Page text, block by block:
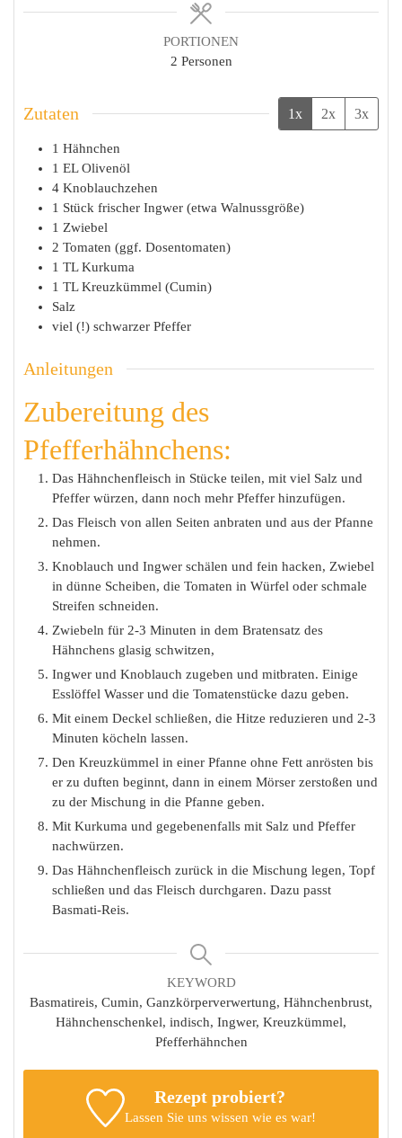
PORTIONEN
2 Personen
Zutaten 1x 2x 3x
1 Hähnchen
1 EL Olivenöl
4 Knoblauchzehen
1 Stück frischer Ingwer (etwa Walnussgröße)
1 Zwiebel
2 Tomaten (ggf. Dosentomaten)
1 TL Kurkuma
1 TL Kreuzkümmel (Cumin)
Salz
viel (!) schwarzer Pfeffer
Anleitungen
Zubereitung des
Pfefferhähnchens:
Das Hähnchenfleisch in Stücke teilen, mit viel Salz und
Pfeffer würzen, dann noch mehr Pfeffer hinzufügen.
Das Fleisch von allen Seiten anbraten und aus der Pfanne
nehmen.
Knoblauch und Ingwer schälen und fein hacken, Zwiebel
in dünne Scheiben, die Tomaten in Würfel oder schmale
Streifen schneiden.
Zwiebeln für 2-3 Minuten in dem Bratensatz des
Hähnchens glasig schwitzen,
Ingwer und Knoblauch zugeben und mitbraten. Einige
Esslöffel Wasser und die Tomatenstücke dazu geben.
Mit einem Deckel schließen, die Hitze reduzieren und 2-3
Minuten köcheln lassen.
Den Kreuzkümmel in einer Pfanne ohne Fett anrösten bis
er zu duften beginnt, dann in einem Mörser zerstoßen und
zu der Mischung in die Pfanne geben.
Mit Kurkuma und gegebenenfalls mit Salz und Pfeffer
nachwürzen.
Das Hähnchenfleisch zurück in die Mischung legen, Topf
schließen und das Fleisch durchgaren. Dazu passt
Basmati-Reis.
KEYWORD
Basmatireis, Cumin, Ganzkörperverwertung, Hähnchenbrust,
Hähnchenschenkel, indisch, Ingwer, Kreuzkümmel,
Pfefferhähnchen
Rezept probiert?
Lassen Sie uns wissen wie es war!